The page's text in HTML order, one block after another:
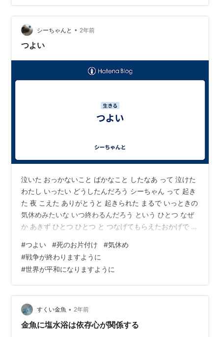
も、休息の絶対量が少ないせいではないかと思ってい
る。 気を休めながらいきたい。
シーちゃんと • 2年前
つよい
泣いた おっかないこと ばかなこと したなあ って 泣けた
わたし いったい どうしたんだろう シーちゃん って 起き
た 夜 こえた ありがとうと 起きられた まるで いっときの
気休めみたいな いつ終わるんだろう という ひとつ なぜ
か あきず ひとつ ひとつ と つなげてもらえたおかげで 朽
と しばらく くじけてたものたちも ひとつ と 気休めのよ
うにして ただひとつ となって なんとか つなげてもらえ
たのは ぜんぶ ぜんぶ 姉上さまのおかげなんだなあ おね
えちゃん… ごめんなさい と 泣く ただ まもられて ただ
支えられて それき…
#つよい #死のお片付け #気休め
#戦争が終わりますように
#世界が平和になりますように
すくい金魚 • 2年前
金魚に塩水浴は依存心が関係する